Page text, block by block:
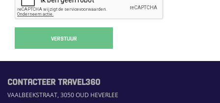
VERSTUUR
CONTACTEER TRAVEL360
VAALBEEKSTRAAT, 3050 OUD HEVERLEE